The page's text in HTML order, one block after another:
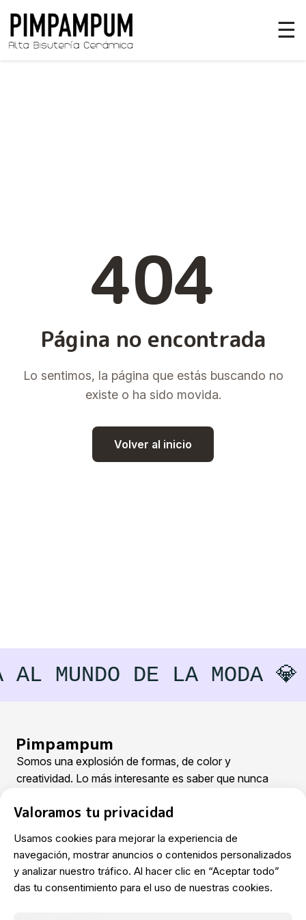
☰
404
Página no encontrada
Lo sentimos, la página que estás buscando no
existe o ha sido movida.
Volver al inicio
MUNDO DE LA MODA 💎
Pimpampum
Somos una explosión de formas, de color y
creatividad. Lo más interesante es saber que nunca
especial la cerámica trabajada de forma artesanal.
Información general
Productos
Terminos y condiciones
Política de privacidad
Valoramos tu privacidad
Usamos cookies para mejorar la experiencia de
navegación, mostrar anuncios o contenidos personalizados
y analizar nuestro tráfico. Al hacer clic en “Aceptar todo”
das tu consentimiento para el uso de nuestras cookies.